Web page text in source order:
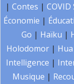
| Contes | COVID
Économie |
Go | Haïku |
Holodomor |
Intelligence |
Musique |